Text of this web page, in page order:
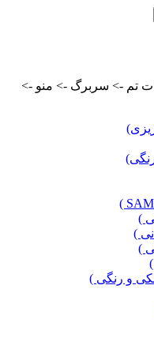
تم -> سربرگ -> منو ->
)
)
)
و رنگی )